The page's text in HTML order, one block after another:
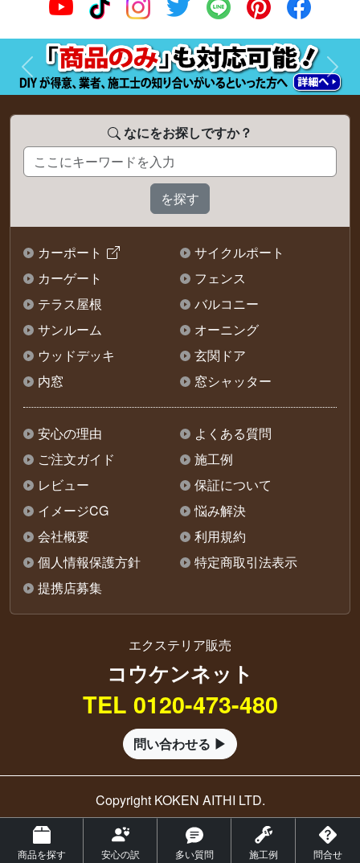
商品を探す 安心の訳 多い質問 施工例 問合せ
前へ 次へ
なにをお探しですか？
カーポート
サイクルポート
カーゲート
フェンス
テラス屋根
バルコニー
サンルーム
オーニング
ウッドデッキ
玄関ドア
内窓
窓シャッター
安心の理由
よくある質問
ご注文ガイド
施工例
レビュー
保証について
イメージCG
悩み解決
会社概要
利用規約
個人情報保護方針
特定商取引法表示
提携店募集
エクステリア販売
コウケンネット
TEL 0120-473-480
問い合わせる ▶
Copyright KOKEN AITHI LTD.